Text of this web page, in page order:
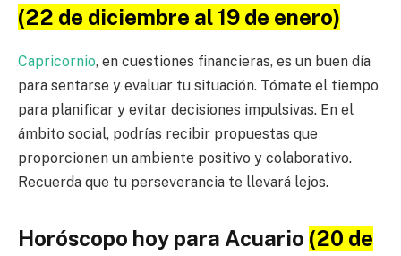
(22 de diciembre al 19 de enero)
Capricornio, en cuestiones financieras, es un buen día
para sentarse y evaluar tu situación. Tómate el tiempo
para planificar y evitar decisiones impulsivas. En el
ámbito social, podrías recibir propuestas que
proporcionen un ambiente positivo y colaborativo.
Recuerda que tu perseverancia te llevará lejos.
Horóscopo hoy para Acuario (20 de